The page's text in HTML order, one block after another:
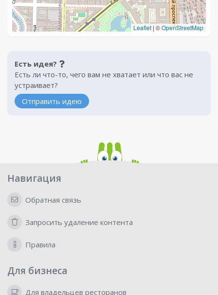
Leaflet | ©OpenStreetMap
Есть идея?
Есть ли что-то, чего вам не хватает или что вас не
устраивает?
Отправить идею
Навигация
Обратная связь
Запросить удаление контента
Правила
Для бизнеса
Для владельцев ресторанов